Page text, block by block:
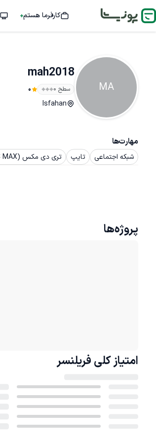
کارفرما هستم
MA
mah2018
سطح ۰ 0
Isfahan
مهارت‌ها
شبکه اجتماعی تایپ تری دی مکس (3DS MAX)
پروژه‌ها
امتیاز کلی فریلنسر